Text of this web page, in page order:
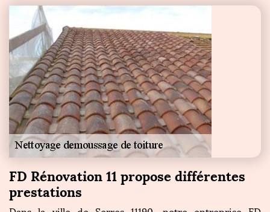
FD Rénovation 11 propose différentes
prestations